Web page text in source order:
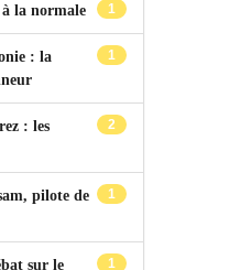
1
la normale
1
: la
2
: les
1
pilote de
1
sur le